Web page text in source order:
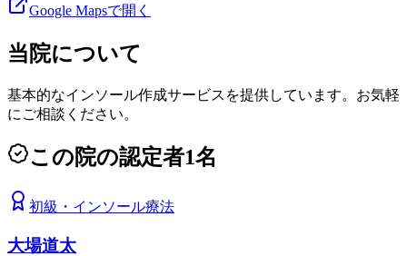
Google Mapsで開く
当院について
基本的なインソール作成サービスを提供しています。お気軽
にご相談ください。
この院の認定者1名
初級 ・ インソール療法
大場道太